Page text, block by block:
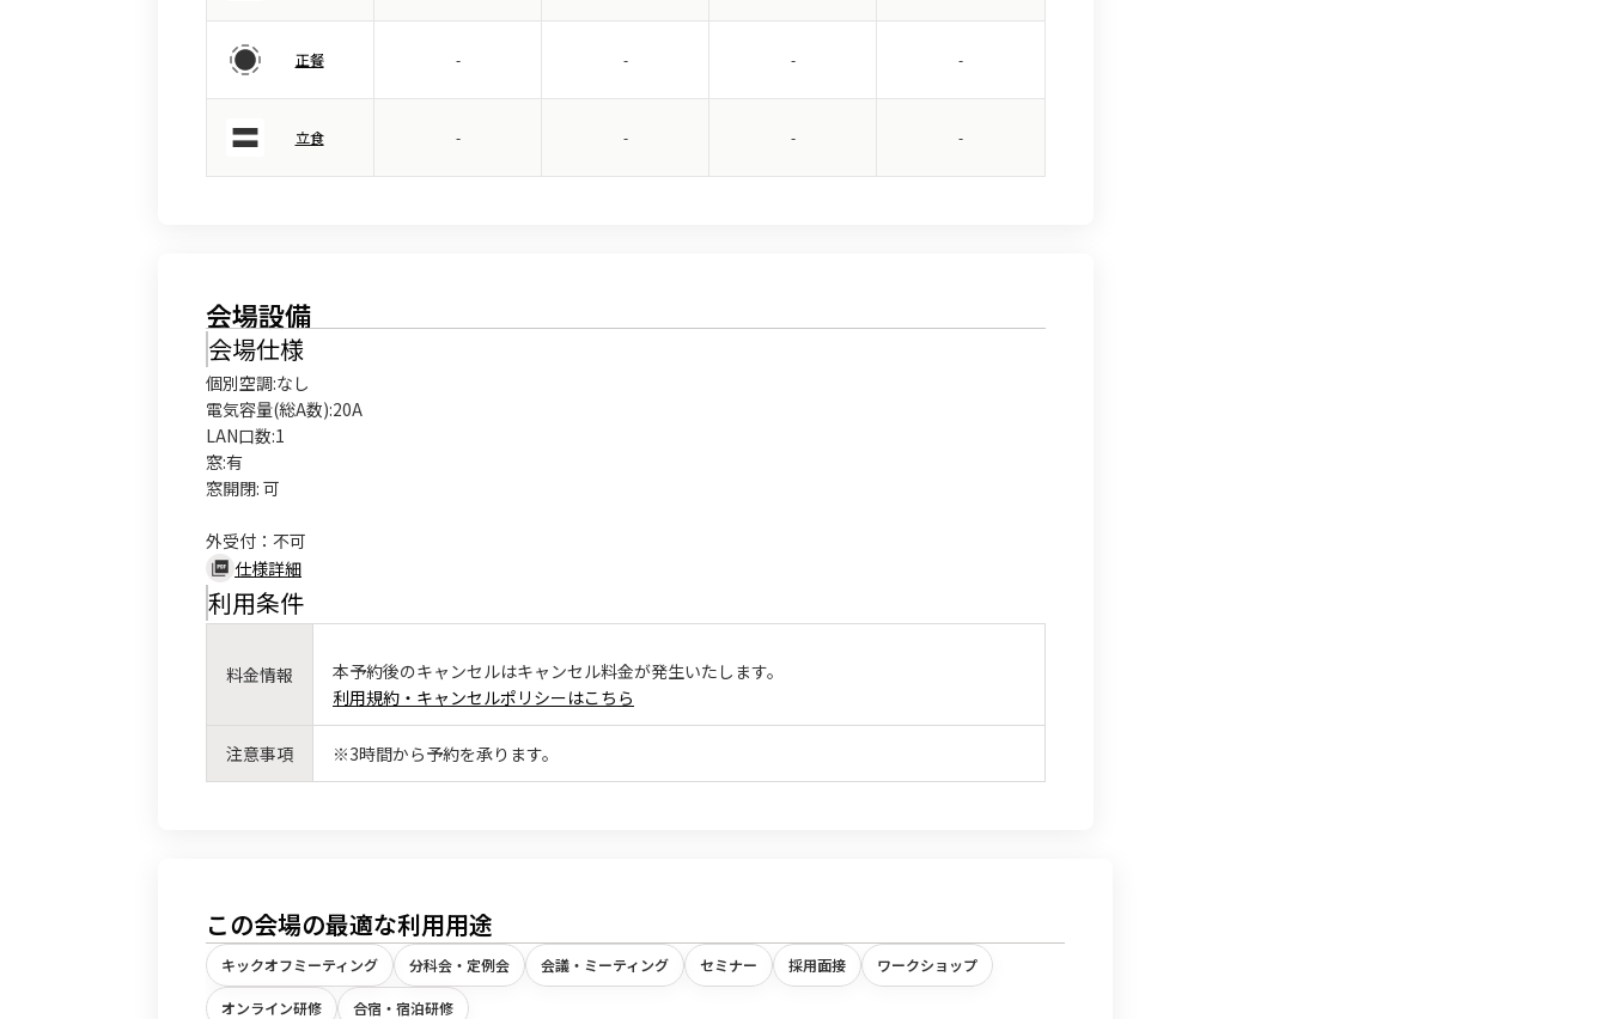
正餐 - - - -
立食 - - - -
会場設備
会場仕様
個別空調:なし
電気容量(総A数):20A
LAN口数:1
窓:有
窓開閉: 可
外受付：不可
仕様詳細
利用条件
料金情報
本予約後のキャンセルはキャンセル料金が発生いたします。
利用規約・キャンセルポリシーはこちら
注意事項 ※3時間から予約を承ります。
この会場の最適な利用用途
キックオフミーティング 分科会・定例会 会議・ミーティング セミナー 採用面接 ワークショップ
オンライン研修 合宿・宿泊研修